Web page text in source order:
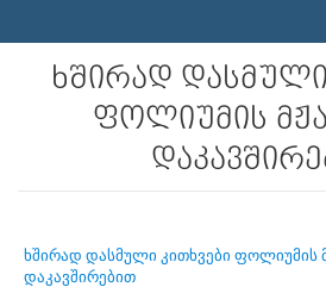
ხშირად დასმული
ფოლიუმის
ხშირად დასმული კითხვები ფოლიუმის
დაკავშირებით